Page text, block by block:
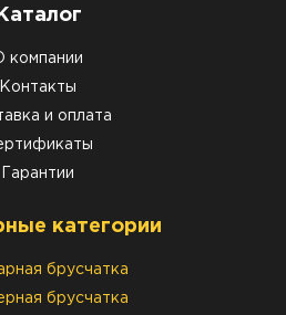
Каталог
компании
Контакты
и оплата
Гарантии
категории
брусчатка
брусчатка